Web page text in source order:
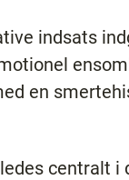
indsats
en
centralt i